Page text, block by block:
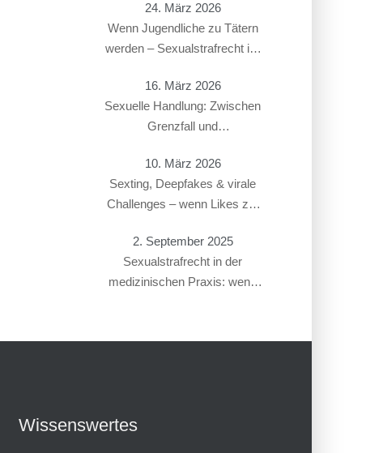
oder in offenen Beziehungen?
24. März 2026
Wenn Jugendliche zu Tätern
werden – Sexualstrafrecht im
16. März 2026
Sexuelle Handlung: Zwischen
Grenzfall und
10. März 2026
Sexting, Deepfakes & virale
Challenges – wenn Likes zur
2. September 2025
Sexualstrafrecht in der
medizinischen Praxis: wenn
werden
Wissenswertes